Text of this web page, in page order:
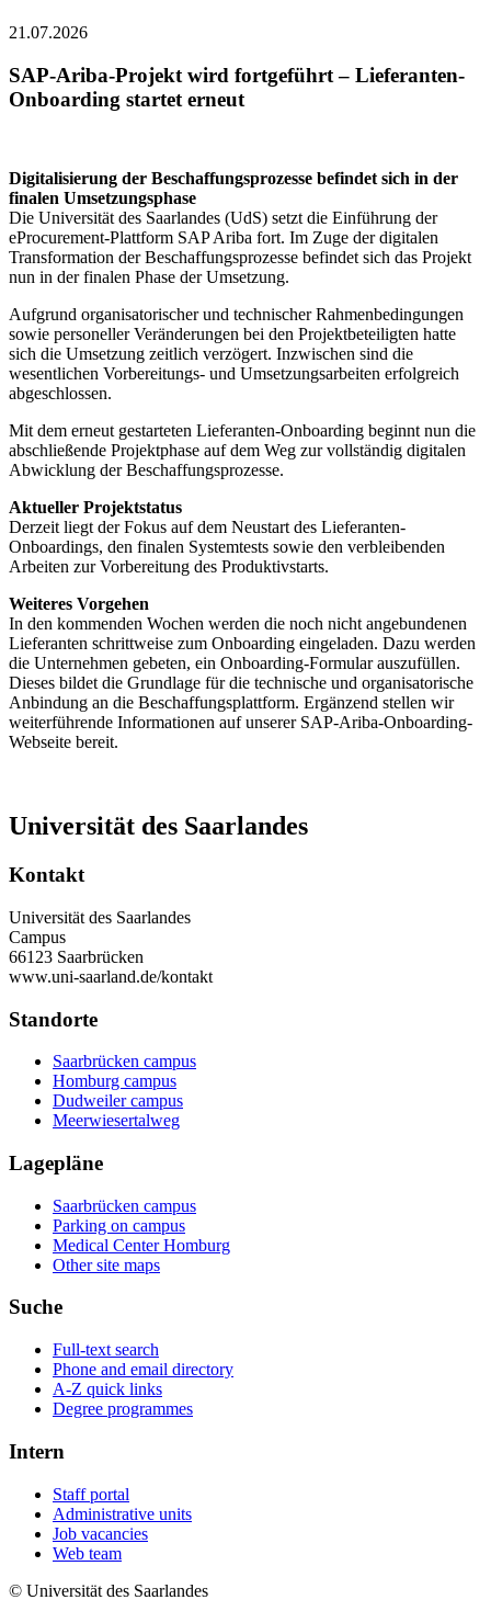
21.07.2026
SAP-Ariba-Projekt wird fortgeführt – Lieferanten-
Onboarding startet erneut
Digitalisierung der Beschaffungsprozesse befindet sich in der
finalen Umsetzungsphase
Die Universität des Saarlandes (UdS) setzt die Einführung der
eProcurement-Plattform SAP Ariba fort. Im Zuge der digitalen
Transformation der Beschaffungsprozesse befindet sich das Projekt
nun in der finalen Phase der Umsetzung.
Aufgrund organisatorischer und technischer Rahmenbedingungen
sowie personeller Veränderungen bei den Projektbeteiligten hatte
sich die Umsetzung zeitlich verzögert. Inzwischen sind die
wesentlichen Vorbereitungs- und Umsetzungsarbeiten erfolgreich
abgeschlossen.
Mit dem erneut gestarteten Lieferanten-Onboarding beginnt nun die
abschließende Projektphase auf dem Weg zur vollständig digitalen
Abwicklung der Beschaffungsprozesse.
Aktueller Projektstatus
Derzeit liegt der Fokus auf dem Neustart des Lieferanten-
Onboardings, den finalen Systemtests sowie den verbleibenden
Arbeiten zur Vorbereitung des Produktivstarts.
Weiteres Vorgehen
In den kommenden Wochen werden die noch nicht angebundenen
Lieferanten schrittweise zum Onboarding eingeladen. Dazu werden
die Unternehmen gebeten, ein Onboarding-Formular auszufüllen.
Dieses bildet die Grundlage für die technische und organisatorische
Anbindung an die Beschaffungsplattform. Ergänzend stellen wir
weiterführende Informationen auf unserer SAP-Ariba-Onboarding-
Webseite bereit.
Universität des Saarlandes
Kontakt
Universität des Saarlandes
Campus
66123 Saarbrücken
www.uni-saarland.de/kontakt
Standorte
Saarbrücken campus
Homburg campus
Dudweiler campus
Meerwiesertalweg
Lagepläne
Saarbrücken campus
Parking on campus
Medical Center Homburg
Other site maps
Suche
Full-text search
Phone and email directory
A-Z quick links
Degree programmes
Intern
Staff portal
Administrative units
Job vacancies
Web team
© Universität des Saarlandes